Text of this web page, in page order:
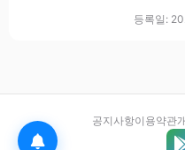
등록일:
공지사항이용약관